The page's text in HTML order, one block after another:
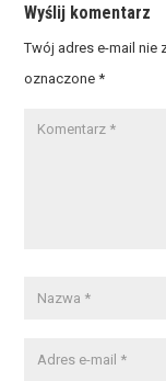
Wyślij komentarz
Twój adres e-mail nie
oznaczone*